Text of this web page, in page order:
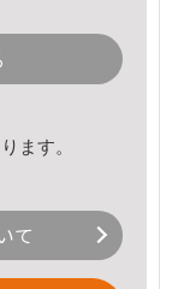
ます。
て